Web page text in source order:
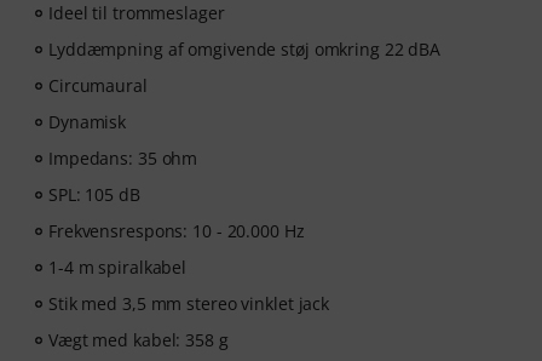
Ideel til trommeslager
Lyddæmpning af omgivende støj omkring 22 dBA
Circumaural
Dynamisk
Impedans: 35 ohm
SPL: 105 dB
Frekvensrespons: 10 - 20.000 Hz
1-4 m spiralkabel
Stik med 3,5 mm stereo vinklet jack
Vægt med kabel: 358 g